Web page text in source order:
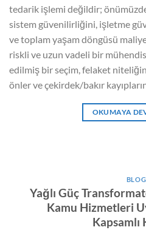
tedarik işlemi değildir;
sistem güvenilirliğini, işletme
ve toplam yaşam döngüsü
riskli ve uzun vadeli bir
edilmiş bir seçim, felaket
önler ve çekirdek/bakır
OKUMAYA
BLOG
Yağlı Güç
Kamu Hizmetleri
Kapsamlı